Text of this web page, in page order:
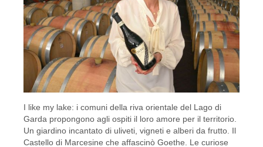
I like my lake: i comuni della riva orientale del Lago di
Garda propongono agli ospiti il loro amore per il territorio.
Un giardino incantato di uliveti, vigneti e alberi da frutto. Il
Castello di Marcesine che affascinò Goethe. Le curiose